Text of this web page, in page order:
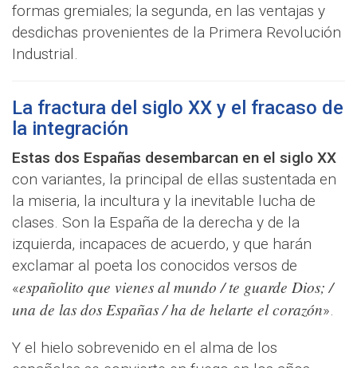
formas gremiales; la segunda, en las ventajas y
desdichas provenientes de la Primera Revolución
Industrial.
La fractura del siglo XX y el fracaso de
la integración
Estas dos Españas desembarcan en el siglo XX
con variantes, la principal de ellas sustentada en
la miseria, la incultura y la inevitable lucha de
clases. Son la España de la derecha y de la
izquierda, incapaces de acuerdo, y que harán
exclamar al poeta los conocidos versos de
«españolito que vienes al mundo / te guarde Dios; /
una de las dos Españas / ha de helarte el corazón».
Y el hielo sobrevenido en el alma de los